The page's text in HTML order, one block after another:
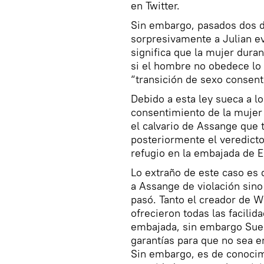
en Twitter.
Sin embargo, pasados dos
sorpresivamente a Julian
significa que la mujer
si el hombre no obedece
“transición de sexo
Debido a esta ley sueca a
consentimiento de la
el calvario de Assange
posteriormente el
refugio en la embajada de
Lo extraño de este caso es
a Assange de violación
pasó. Tanto el creador de
ofrecieron todas las
embajada, sin embargo
garantías para que no sea
Sin embargo, es de